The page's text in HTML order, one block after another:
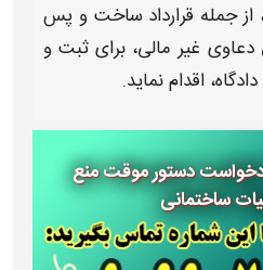
از جمله قرارداد ساخت و پس
دعاوی غیر مالی، برای ثبت و
اقدام نماید.
دستور موقت منع
ساختمانی